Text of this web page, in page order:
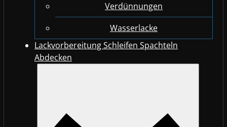
Verdünnungen
Wasserlacke
Lackvorbereitung Schleifen Spachteln
Abdecken